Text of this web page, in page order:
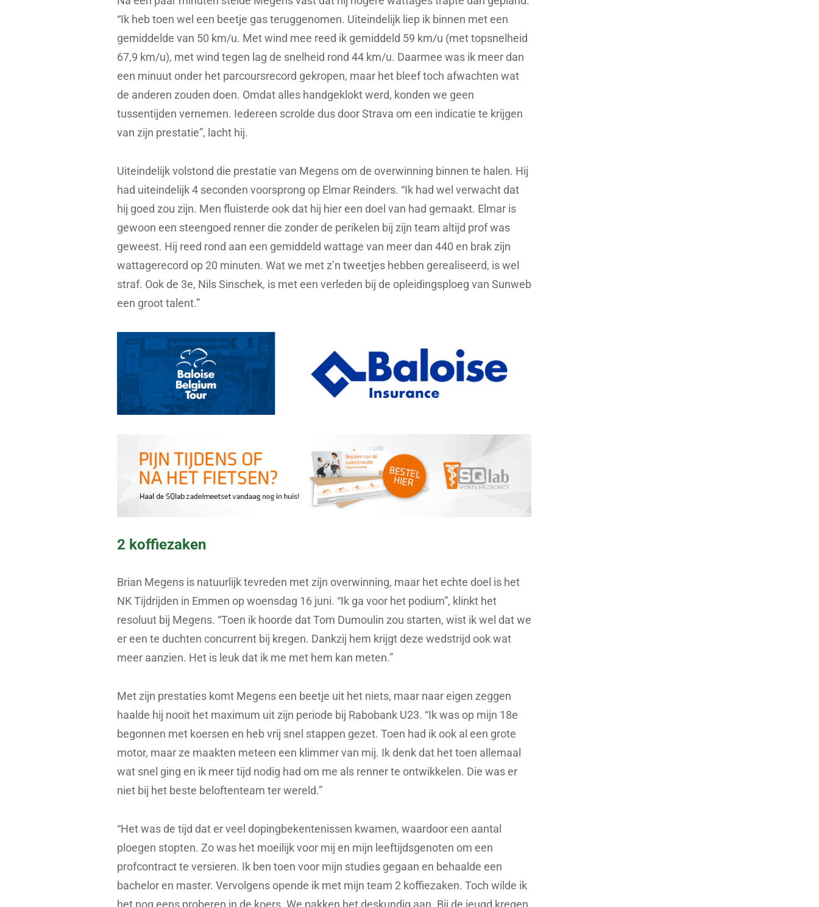
“Ik heb toen wel een beetje gas teruggenomen. Uiteindelijk liep ik binnen met een
gemiddelde van 50 km/u. Met wind mee reed ik gemiddeld 59 km/u (met topsnelheid
67,9 km/u), met wind tegen lag de snelheid rond 44 km/u. Daarmee was ik meer dan
een minuut onder het parcoursrecord gekropen, maar het bleef toch afwachten wat
de anderen zouden doen. Omdat alles handgeklokt werd, konden we geen
tussentijden vernemen. Iedereen scrolde dus door Strava om een indicatie te krijgen
van zijn prestatie”, lacht hij.
Uiteindelijk volstond die prestatie van Megens om de overwinning binnen te halen. Hij
had uiteindelijk 4 seconden voorsprong op Elmar Reinders. “Ik had wel verwacht dat
hij goed zou zijn. Men fluisterde ook dat hij hier een doel van had gemaakt. Elmar is
gewoon een steengoed renner die zonder de perikelen bij zijn team altijd prof was
geweest. Hij reed rond aan een gemiddeld wattage van meer dan 440 en brak zijn
wattagerecord op 20 minuten. Wat we met z’n tweetjes hebben gerealiseerd, is wel
straf. Ook de 3e, Nils Sinschek, is met een verleden bij de opleidingsploeg van Sunweb
een groot talent.”
2 koffiezaken
Brian Megens is natuurlijk tevreden met zijn overwinning, maar het echte doel is het
NK Tijdrijden in Emmen op woensdag 16 juni. “Ik ga voor het podium”, klinkt het
resoluut bij Megens. “Toen ik hoorde dat Tom Dumoulin zou starten, wist ik wel dat we
er een te duchten concurrent bij kregen. Dankzij hem krijgt deze wedstrijd ook wat
meer aanzien. Het is leuk dat ik me met hem kan meten.”
Met zijn prestaties komt Megens een beetje uit het niets, maar naar eigen zeggen
haalde hij nooit het maximum uit zijn periode bij Rabobank U23. “Ik was op mijn 18e
begonnen met koersen en heb vrij snel stappen gezet. Toen had ik ook al een grote
motor, maar ze maakten meteen een klimmer van mij. Ik denk dat het toen allemaal
wat snel ging en ik meer tijd nodig had om me als renner te ontwikkelen. Die was er
niet bij het beste beloftenteam ter wereld.”
“Het was de tijd dat er veel dopingbekentenissen kwamen, waardoor een aantal
ploegen stopten. Zo was het moeilijk voor mij en mijn leeftijdsgenoten om een
profcontract te versieren. Ik ben toen voor mijn studies gegaan en behaalde een
bachelor en master. Vervolgens opende ik met mijn team 2 koffiezaken. Toch wilde ik
het nog eens proberen in de koers. We pakken het deskundig aan. Bij de jeugd kregen